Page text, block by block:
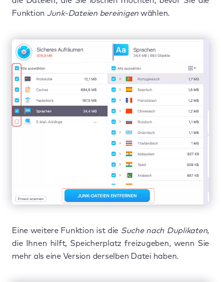
Funktion Junk-Dateien bereinigen wählen.
Eine weitere Funktion ist die Suche nach Duplikaten,
die Ihnen hilft, Speicherplatz freizugeben, wenn Sie
mehr als eine Version derselben Datei haben.